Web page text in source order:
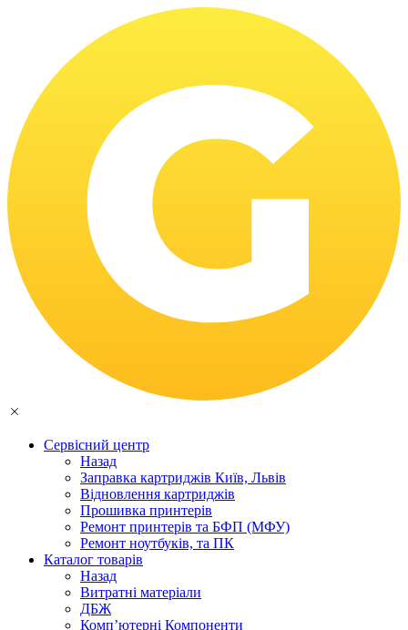
Сервісний центр
Назад
Заправка картриджів Київ, Львів
Відновлення картриджів
Прошивка принтерів
Ремонт принтерів та БФП (МФУ)
Ремонт ноутбуків, та ПК
Каталог товарів
Назад
Витратні матеріали
ДБЖ
Комп’ютерні Компоненти